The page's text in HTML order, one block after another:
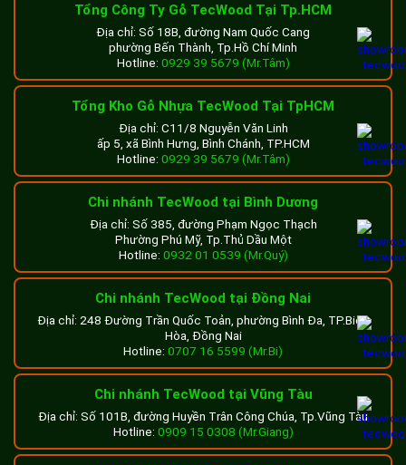
Tổng Công Ty Gỗ TecWood Tại Tp.HCM
Địa chỉ: Số 18B, đường Nam Quốc Cang
phường Bến Thành, Tp.Hồ Chí Minh
Hotline: 0929 39 5679 (Mr.Tâm)
Tổng Kho Gỗ Nhựa TecWood Tại TpHCM
Địa chỉ: C11/8 Nguyễn Văn Linh
ấp 5, xã Bình Hưng, Bình Chánh, TP.HCM
Hotline: 0929 39 5679 (Mr.Tâm)
Chi nhánh TecWood tại Bình Dương
Địa chỉ: Số 385, đường Phạm Ngọc Thạch
Phường Phú Mỹ, Tp.Thủ Dầu Một
Hotline: 0932 01 0539 (Mr.Quý)
Chi nhánh TecWood tại Đồng Nai
Địa chỉ: 248 Đường Trần Quốc Toản, phường Bình Đa, TP.Biên
Hòa, Đồng Nai
Hotline: 0707 16 5599 (Mr.Bi)
Chi nhánh TecWood tại Vũng Tàu
Địa chỉ: Số 101B, đường Huyền Trân Công Chúa, Tp.Vũng Tàu
Hotline: 0909 15 0308 (Mr.Giang)